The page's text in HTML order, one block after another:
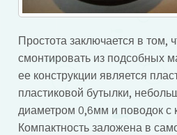
Простота заключается в том,
смонтировать из подсобных
ее конструкции является
пластиковой бутылки,
диаметром 0,6мм и поводок с
Компактность заложена в